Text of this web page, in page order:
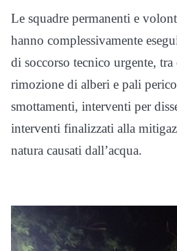
Le squadre permanenti e
hanno complessivamente
di soccorso tecnico urgente,
rimozione di alberi e pali
smottamenti, interventi per
interventi finalizzati alla
natura causati dall’acqua.